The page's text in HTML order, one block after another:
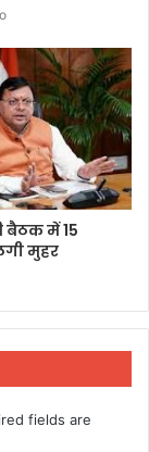
बैठक में 15
मुहर
fields are